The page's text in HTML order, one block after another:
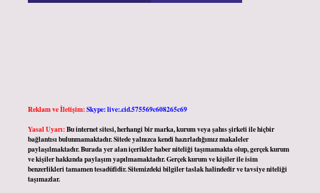
Reklam ve İletişim:Skype: live:.cid.575569c608265c69
Yasal Uyarı:Bu internet sitesi, herhangi bir marka, kurum veya şahıs şirketi ile hiçbir
bağlantısı bulunmamaktadır. Sitede yalnızca kendi hazırladığımız makaleler
paylaşılmaktadır. Burada yer alan içerikler haber niteliği taşımamakta olup, gerçek kurum
ve kişiler hakkında paylaşım yapılmamaktadır. Gerçek kurum ve kişiler ile isim
benzerlikleri tamamen tesadüfidir. Sitemizdeki bilgiler taslak halindedir ve tavsiye niteliği
taşımazlar.